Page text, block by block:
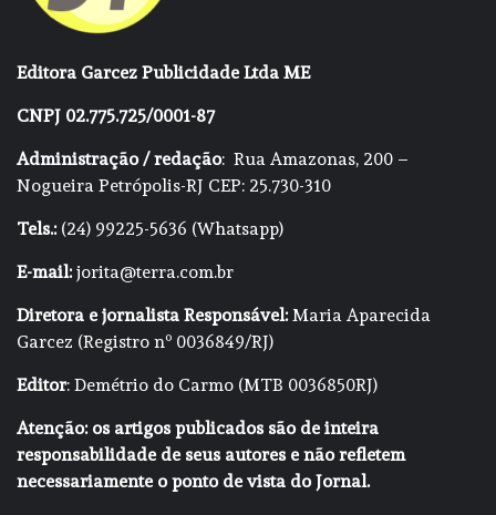
Editora Garcez Publicidade Ltda ME
CNPJ 02.775.725/0001-87
Administração / redação: Rua Amazonas, 200 –
Nogueira Petrópolis-RJ CEP: 25.730-310
Tels.:(24) 99225-5636 (Whatsapp)
E-mail:jorita@terra.com.br
Diretora e jornalista Responsável:Maria Aparecida
Garcez (Registro nº 0036849/RJ)
Editor: Demétrio do Carmo (MTB 0036850RJ)
Atenção: os artigos publicados são de inteira
responsabilidade de seus autores e não refletem
necessariamente o ponto de vista do Jornal.